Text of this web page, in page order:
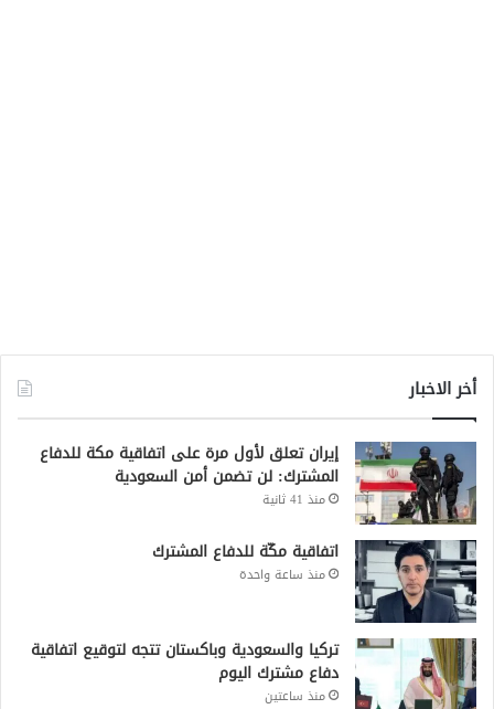
أخر الاخبار
إيران تعلق لأول مرة على اتفاقية مكة للدفاع
المشترك: لن تضمن أمن السعودية
منذ 41 ثانية
اتفاقية مكّة للدفاع المشترك
منذ ساعة واحدة
تركيا والسعودية وباكستان تتجه لتوقيع اتفاقية
دفاع مشترك اليوم
منذ ساعتين